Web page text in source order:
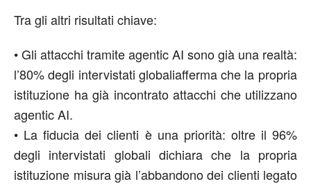
Tra gli altri risultati chiave:
•Gli attacchi tramiteagenticAI sono già una realtà:
l’80% degli intervistati globaliafferma che la propria
istituzione ha già incontrato attacchi che utilizzano
agenticAI.
• La fiducia dei clienti è una priorità: oltre il 96%
degli intervistati globalidichiara che la propria
istituzione misura già l’abbandono dei clienti legato